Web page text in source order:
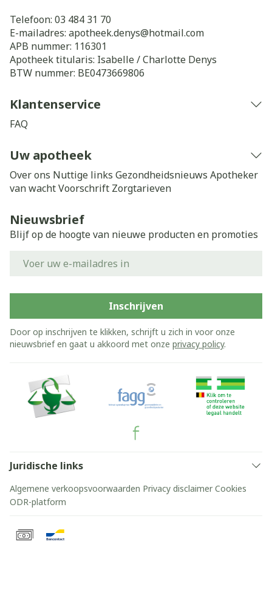
Telefoon: 03 484 31 70
E-mailadres: apotheek.denys@hotmail.com
APB nummer: 116301
Apotheek titularis: Isabelle / Charlotte Denys
BTW nummer: BE0473669806
Klantenservice
FAQ
Uw apotheek
Over ons Nuttige links Gezondheidsnieuws Apotheker
van wachtVoorschrift Zorgtarieven
Nieuwsbrief
Blijf op de hoogte van nieuwe producten en promoties
Inschrijven
Door op inschrijven te klikken, schrijft u zich in voor onze
nieuwsbrief en gaat u akkoord met onze privacy policy.
Juridische links
Algemene verkoopsvoorwaarden Privacy disclaimer Cookies
ODR-platform